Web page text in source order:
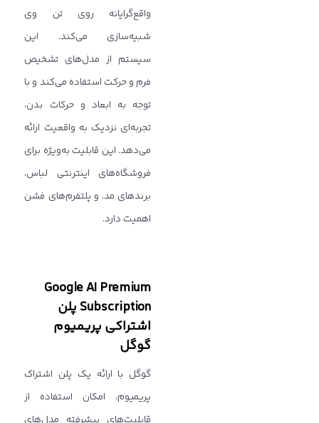
واقع‌گرایانه روی تن وی
شبیه‌سازی می‌کند. این
سیستم از مدل‌های تشخیص
فرم و حرکت استفاده می‌کند و با
توجه به ابعاد و حرکات بدن،
تجربه‌ای نزدیک به واقعیت ارائه
می‌دهد. این قابلیت به‌ویژه برای
فروشگاه‌های اینترنتی لباس،
برندهای مد، و پلتفرم‌های فشن
اهمیت دارد.
Google AI Premium
Subscription پلن
اشتراکی پریمیوم
گوگل
گوگل با ارائه یک پلن اشتراک
پریمیوم، امکان استفاده از